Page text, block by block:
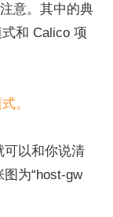
意。其中的典
和 Calico 项
。
可以和你说清
为“host-gw